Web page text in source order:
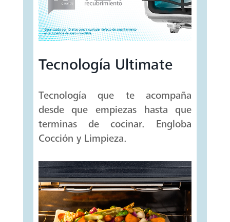
Tecnología Ultimate
Tecnología que te acompaña
desde que empiezas hasta que
terminas de cocinar. Engloba
Cocción y Limpieza.